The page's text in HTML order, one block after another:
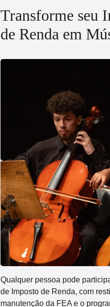
Transforme seu
de Renda em
Qualquer pessoa pode
de Imposto de Renda, com
manutenção da FEA e o